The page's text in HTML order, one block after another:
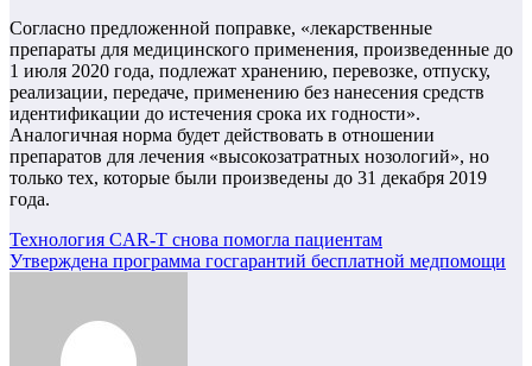
Согласно предложенной поправке, «лекарственные
препараты для медицинского применения, произведенные до
1 июля 2020 года, подлежат хранению, перевозке, отпуску,
реализации, передаче, применению без нанесения средств
идентификации до истечения срока их годности».
Аналогичная норма будет действовать в отношении
препаратов для лечения «высокозатратных нозологий», но
только тех, которые были произведены до 31 декабря 2019
года.
Навигация
по
Технология CAR-T снова помогла пациентам
Утверждена программа госгарантий бесплатной медпомощи